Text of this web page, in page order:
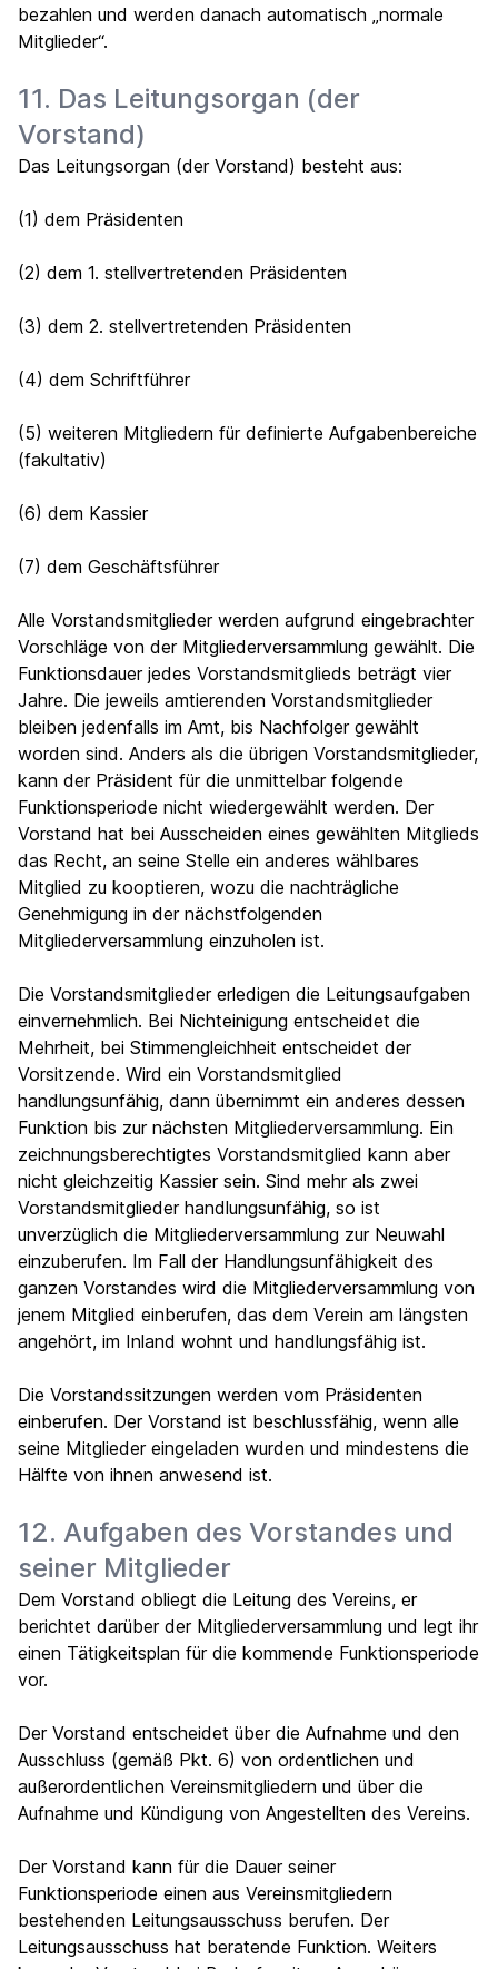
bezahlen und werden danach automatisch „normale
Mitglieder“.
11. Das Leitungsorgan (der
Vorstand)
Das Leitungsorgan (der Vorstand) besteht aus:
(1) dem Präsidenten
(2) dem 1. stellvertretenden Präsidenten
(3) dem 2. stellvertretenden Präsidenten
(4) dem Schriftführer
(5) weiteren Mitgliedern für definierte Aufgabenbereiche
(fakultativ)
(6) dem Kassier
(7) dem Geschäftsführer
Alle Vorstandsmitglieder werden aufgrund eingebrachter
Vorschläge von der Mitgliederversammlung gewählt. Die
Funktionsdauer jedes Vorstandsmitglieds beträgt vier
Jahre. Die jeweils amtierenden Vorstandsmitglieder
bleiben jedenfalls im Amt, bis Nachfolger gewählt
worden sind. Anders als die übrigen Vorstandsmitglieder,
kann der Präsident für die unmittelbar folgende
Funktionsperiode nicht wiedergewählt werden. Der
Vorstand hat bei Ausscheiden eines gewählten Mitglieds
das Recht, an seine Stelle ein anderes wählbares
Mitglied zu kooptieren, wozu die nachträgliche
Genehmigung in der nächstfolgenden
Mitgliederversammlung einzuholen ist.
Die Vorstandsmitglieder erledigen die Leitungsaufgaben
einvernehmlich. Bei Nichteinigung entscheidet die
Mehrheit, bei Stimmengleichheit entscheidet der
Vorsitzende. Wird ein Vorstandsmitglied
handlungsunfähig, dann übernimmt ein anderes dessen
Funktion bis zur nächsten Mitgliederversammlung. Ein
zeichnungsberechtigtes Vorstandsmitglied kann aber
nicht gleichzeitig Kassier sein. Sind mehr als zwei
Vorstandsmitglieder handlungsunfähig, so ist
unverzüglich die Mitgliederversammlung zur Neuwahl
einzuberufen. Im Fall der Handlungsunfähigkeit des
ganzen Vorstandes wird die Mitgliederversammlung von
jenem Mitglied einberufen, das dem Verein am längsten
angehört, im Inland wohnt und handlungsfähig ist.
Die Vorstandssitzungen werden vom Präsidenten
einberufen. Der Vorstand ist beschlussfähig, wenn alle
seine Mitglieder eingeladen wurden und mindestens die
Hälfte von ihnen anwesend ist.
12. Aufgaben des Vorstandes und
seiner Mitglieder
Dem Vorstand obliegt die Leitung des Vereins, er
berichtet darüber der Mitgliederversammlung und legt ihr
einen Tätigkeitsplan für die kommende Funktionsperiode
vor.
Der Vorstand entscheidet über die Aufnahme und den
Ausschluss (gemäß Pkt. 6) von ordentlichen und
außerordentlichen Vereinsmitgliedern und über die
Aufnahme und Kündigung von Angestellten des Vereins.
Der Vorstand kann für die Dauer seiner
Funktionsperiode einen aus Vereinsmitgliedern
bestehenden Leitungsausschuss berufen. Der
Leitungsausschuss hat beratende Funktion. Weiters